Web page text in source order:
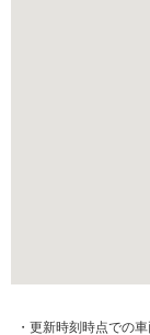
・更新時刻時点での